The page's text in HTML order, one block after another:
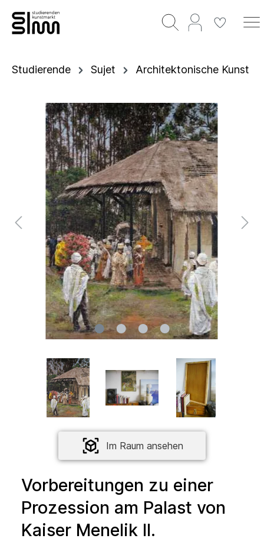
Studierende Sujet Architektonische Kunst
Im Raum ansehen
Vorbereitungen zu einer
Prozession am Palast von
Kaiser Menelik II.